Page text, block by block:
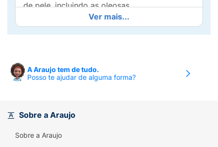
de pele, incluindo as oleosas.
Para todos os tipos de pele. - Peles que
precisam de hidratação.Com a pele limpa,
suavemente. Não utilize na área dos
olhos.Uso externo. Evite contato com os
uso e procure orientação médica. Manter em
local seco e arejado, ao abrigo de luz e fora
do alcance de crianças. Não armazenar acima
Ver mais...
A Araujo tem de tudo.
Posso te ajudar de alguma forma?
Sobre a Araujo
Sobre a Araujo